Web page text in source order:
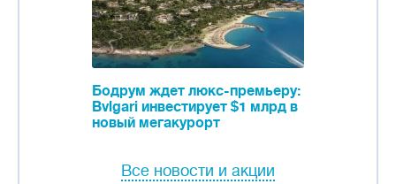
Бодрум ждет люкс-премьеру:
Bvlgari инвестирует $1 млрд в
новый мегакурорт
Все новости и акции